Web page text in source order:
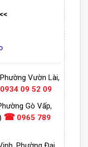
<<
Vườn Lài,
0934 09 52 09
Gò Vấp,
☎ 0965 789